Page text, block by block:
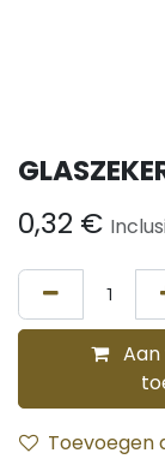
0,32 €
Toevoegen